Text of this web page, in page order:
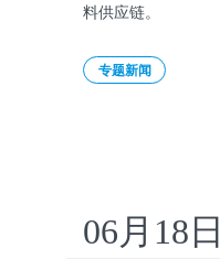
料供应链。
专题新闻
06月18日